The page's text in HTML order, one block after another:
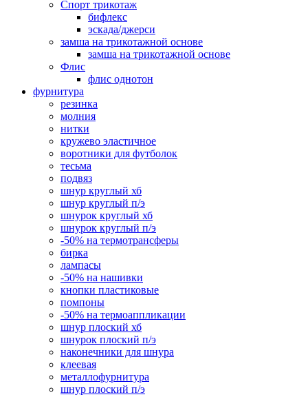
Спорт трикотаж
бифлекс
эскада/джерси
замша на трикотажной основе
замша на трикотажной основе
Флис
флис однотон
фурнитура
резинка
молния
нитки
кружево эластичное
воротники для футболок
тесьма
подвяз
шнур круглый хб
шнур круглый п/э
шнурок круглый хб
шнурок круглый п/э
-50% на термотрансферы
бирка
лампасы
-50% на нашивки
кнопки пластиковые
помпоны
-50% на термоаппликации
шнур плоский хб
шнурок плоский п/э
наконечники для шнура
клеевая
металлофурнитура
шнур плоский п/э